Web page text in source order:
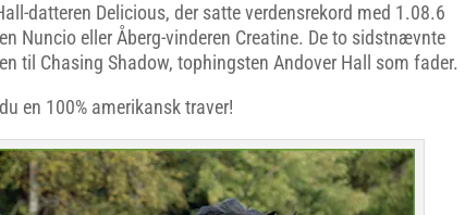
datteren Delicious, der satte verdensrekord med 1.08.6
Nuncio eller Åberg-vinderen Creatine. De to sidstnævnte
til Chasing Shadow, tophingsten Andover Hall som fader.
en 100% amerikansk traver!